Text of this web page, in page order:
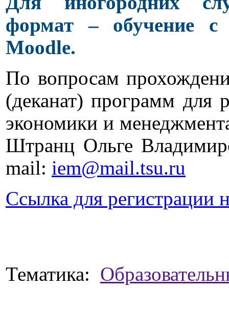
формат – обучение с
Moodle.
По вопросам
(деканат) программ для
экономики и
Штранц Ольге
mail: iem@mail.tsu.ru
Ссылка для регистрации
Тематика: